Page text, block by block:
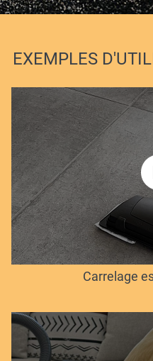
EXEMPLES
Carrelage